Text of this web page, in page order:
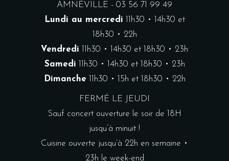
AMNÉVILLE - 03 56 71 99 49
Lundi au mercredi 11h30 • 14h30 et
18h30 • 22h
Vendredi 11h30 • 14h30 et 18h30 • 23h
Samedi 11h30 • 14h30 et 18h30 • 23h
Dimanche11h30 • 15h et 18h30 • 22h
FERMÉ LE JEUDI
Sauf concert ouverture le soir de 18H
jusqu’à minuit !
Cuisine ouverte jusqu’à 22h en semaine •
23h le week-end